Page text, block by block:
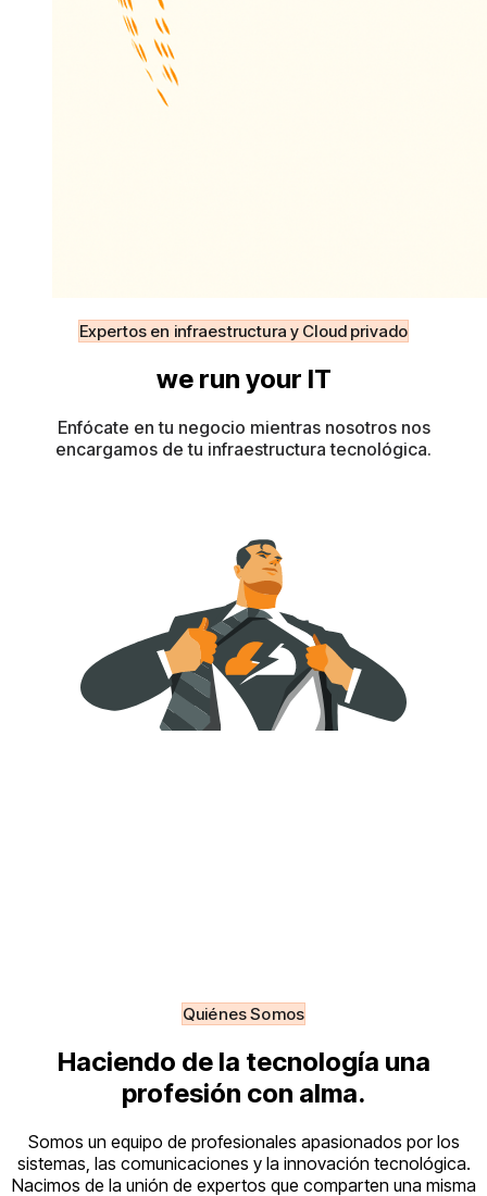
Expertos en infraestructura y Cloud privado
we run your IT
Enfócate en tu negocio mientras nosotros nos
encargamos de tu infraestructura tecnológica.
Quiénes Somos
Haciendo de la tecnología una
profesión con alma.
Somos un equipo de profesionales apasionados por los
sistemas, las comunicaciones y la innovación tecnológica.
Nacimos de la unión de expertos que comparten una misma